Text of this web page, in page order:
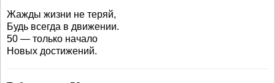
Жажды жизни не теряй,
Будь всегда в движении.
50 — только начало
Новых достижений.